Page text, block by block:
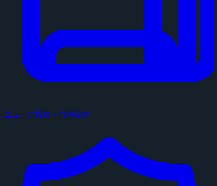
ニュース投稿・情報提供